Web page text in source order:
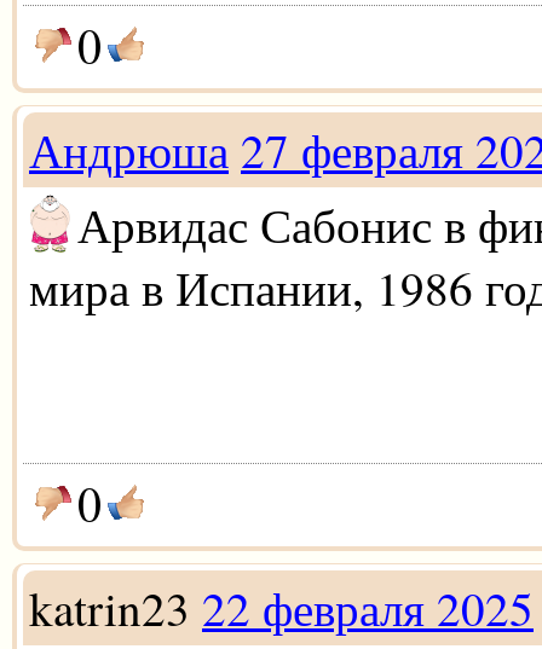
0
Андрюша 27 февраля
Арвидас Сабонис в
мира в Испании, 1986
0
katrin23 22 февраля 2025